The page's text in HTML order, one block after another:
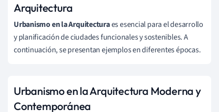
Arquitectura
Urbanismo en la Arquitecturaes esencial para el desarrollo
y planificación de ciudades funcionales y sostenibles. A
continuación, se presentan ejemplos en diferentes épocas.
Urbanismo en la Arquitectura Moderna y
Contemporánea